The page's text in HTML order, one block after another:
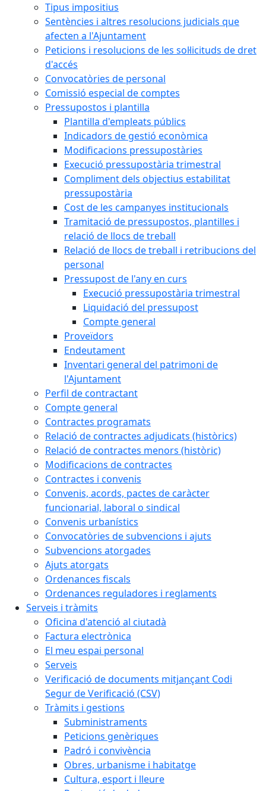
Tipus impositius
Sentències i altres resolucions judicials que
afecten a l'Ajuntament
Peticions i resolucions de les sol·licituds de dret
d'accés
Convocatòries de personal
Comissió especial de comptes
Pressupostos i plantilla
Plantilla d'empleats públics
Indicadors de gestió econòmica
Modificacions pressupostàries
Execució pressupostària trimestral
Compliment dels objectius estabilitat
pressupostària
Cost de les campanyes institucionals
Tramitació de pressupostos, plantilles i
relació de llocs de treball
Relació de llocs de treball i retribucions del
personal
Pressupost de l'any en curs
Execució pressupostària trimestral
Liquidació del pressupost
Compte general
Proveïdors
Endeutament
Inventari general del patrimoni de
l'Ajuntament
Perfil de contractant
Compte general
Contractes programats
Relació de contractes adjudicats (històrics)
Relació de contractes menors (històric)
Modificacions de contractes
Contractes i convenis
Convenis, acords, pactes de caràcter
funcionarial, laboral o sindical
Convenis urbanístics
Convocatòries de subvencions i ajuts
Subvencions atorgades
Ajuts atorgats
Ordenances fiscals
Ordenances reguladores i reglaments
Serveis i tràmits
Oficina d'atenció al ciutadà
Factura electrònica
El meu espai personal
Serveis
Verificació de documents mitjançant Codi
Segur de Verificació (CSV)
Tràmits i gestions
Subministraments
Peticions genèriques
Padró i convivència
Obres, urbanisme i habitatge
Cultura, esport i lleure